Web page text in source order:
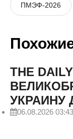
ПМЭФ-2026
THE
УКРАИНУ
06.08.2026 03:43